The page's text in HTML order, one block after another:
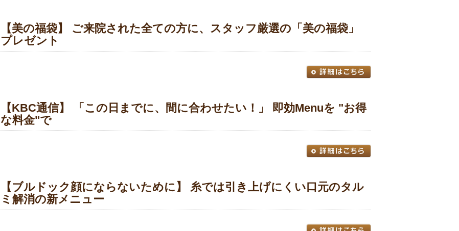
【美の福袋】 ご来院された全ての方に、スタッフ厳選の「美の福袋」
プレゼント
【KBC通信】 「この日までに、間に合わせたい！」 即効Menuを "お得
な料金"で
【ブルドック顔にならないために】 糸では引き上げにくい口元のタル
ミ解消の新メニュー